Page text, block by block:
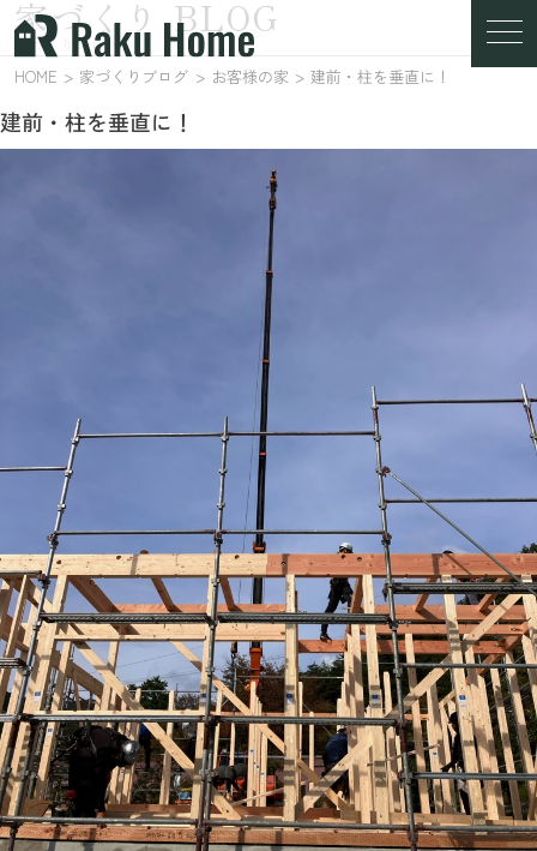
家づくりブログ
家づくり BLOG
HOME 家づくりブログ お客様の家 建前・柱を垂直に！
建前・柱を垂直に！